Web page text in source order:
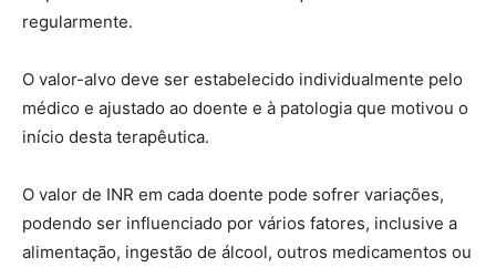
regularmente.
O valor-alvo deve ser estabelecido individualmente pelo
médico e ajustado ao doente e à patologia que motivou o
início desta terapêutica.
O valor de INR em cada doente pode sofrer variações,
podendo ser influenciado por vários fatores, inclusive a
alimentação, ingestão de álcool, outros medicamentos ou